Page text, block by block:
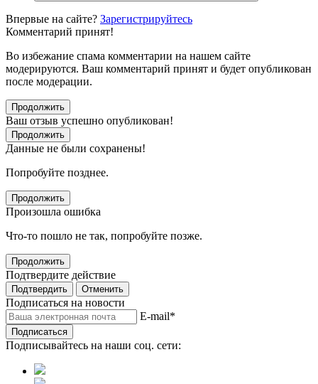
Впервые на сайте? Зарегистрируйтесь
Комментарий принят!
Во избежание спама комментарии на нашем сайте
модерируются. Ваш комментарий принят и будет опубликован
после модерации.
Продолжить
Ваш отзыв успешно опубликован!
Продолжить
Данные не были сохранены!
Попробуйте позднее.
Продолжить
Произошла ошибка
Что-то пошло не так, попробуйте позже.
Продолжить
Подтвердите действие
Подтвердить Отменить
Подписаться на новости
E-mail*
Подписаться
Подписывайтесь на наши соц. сети: